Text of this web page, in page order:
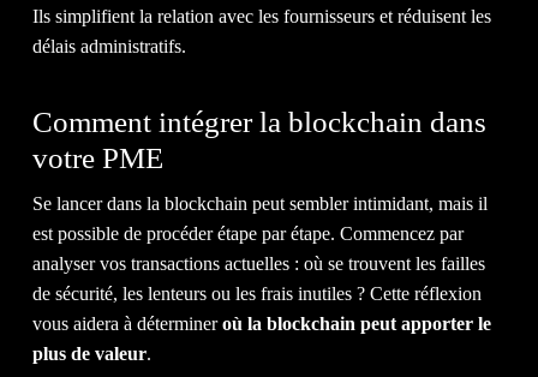
Ils simplifient la relation avec les fournisseurs et réduisent les
délais administratifs.
Comment intégrer la blockchain dans
votre PME
Se lancer dans la blockchain peut sembler intimidant, mais il
est possible de procéder étape par étape. Commencez par
analyser vos transactions actuelles : où se trouvent les failles
de sécurité, les lenteurs ou les frais inutiles ? Cette réflexion
vous aidera à détermineroù la blockchain peut apporter le
plus de valeur.